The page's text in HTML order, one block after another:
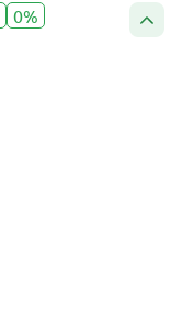
0%